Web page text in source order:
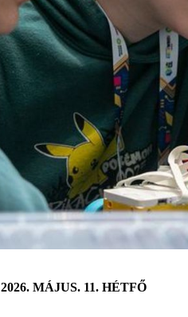
2026. MÁJUS. 11. HÉTFŐ